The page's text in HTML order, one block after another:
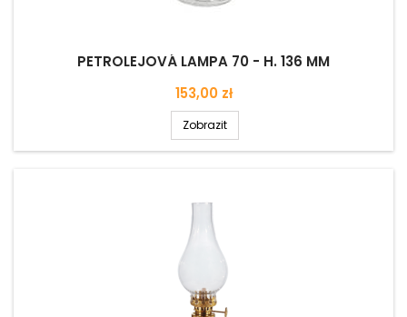
PETROLEJOVÁ LAMPA 70 - H. 136 MM
Cena
153,00 zł
Zobrazit